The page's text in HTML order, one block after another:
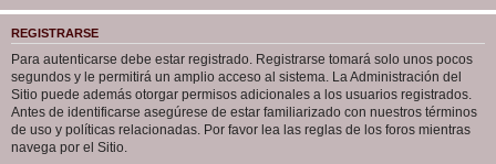
REGISTRARSE
Para autenticarse debe estar registrado. Registrarse tomará solo unos pocos
segundos y le permitirá un amplio acceso al sistema. La Administración del
Sitio puede además otorgar permisos adicionales a los usuarios registrados.
Antes de identificarse asegúrese de estar familiarizado con nuestros términos
de uso y políticas relacionadas. Por favor lea las reglas de los foros mientras
navega por el Sitio.